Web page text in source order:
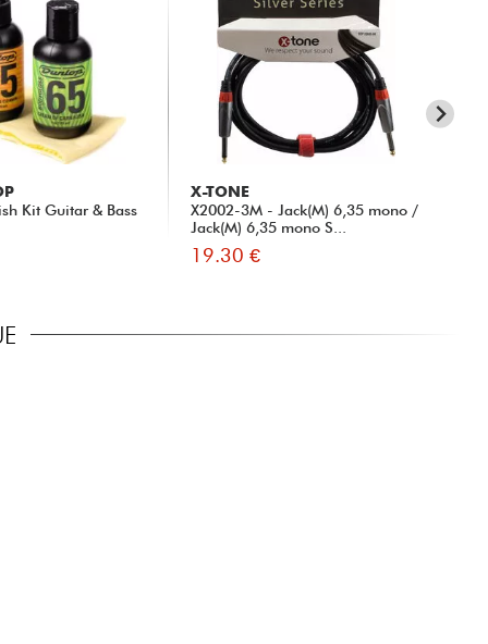
Kit Guitar & Bass
X-TONE
X2002-3M - Jack(M) 6,35 mono /
Jack(M) 6,35 mono S...
19.30 €